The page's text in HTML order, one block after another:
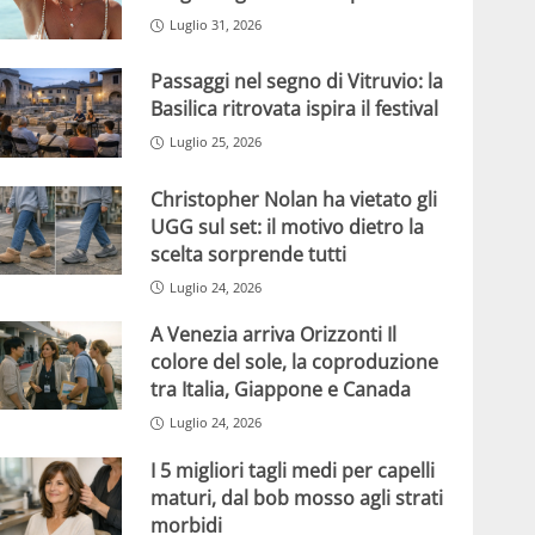
Luglio 31, 2026
Passaggi nel segno di Vitruvio: la
Basilica ritrovata ispira il festival
Luglio 25, 2026
Christopher Nolan ha vietato gli
UGG sul set: il motivo dietro la
scelta sorprende tutti
Luglio 24, 2026
A Venezia arriva Orizzonti Il
colore del sole, la coproduzione
tra Italia, Giappone e Canada
Luglio 24, 2026
I 5 migliori tagli medi per capelli
maturi, dal bob mosso agli strati
morbidi